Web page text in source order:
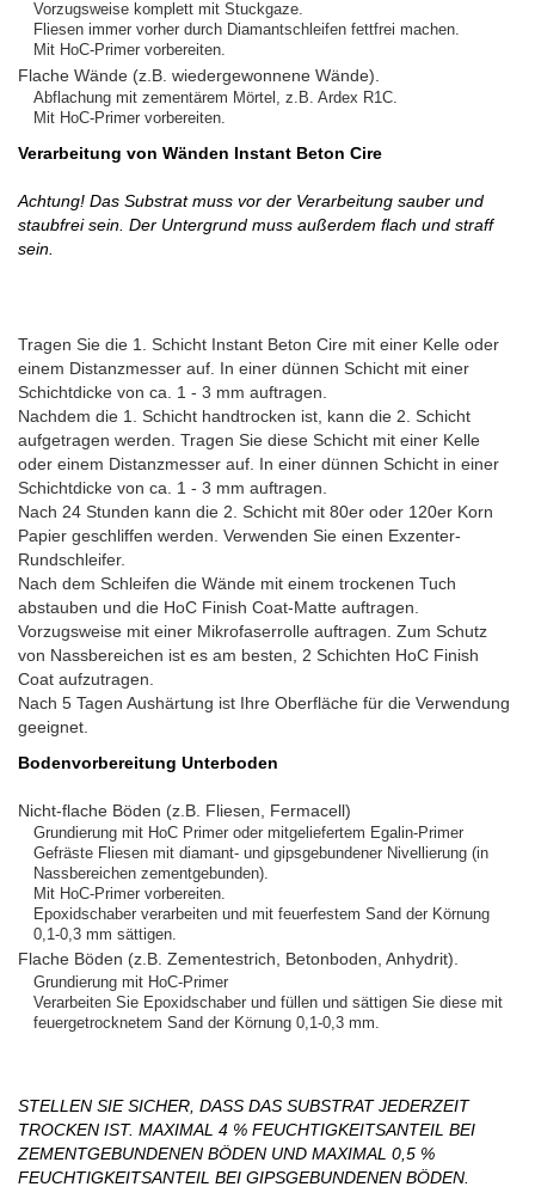
Vorzugsweise komplett mit Stuckgaze.
Fliesen immer vorher durch Diamantschleifen fettfrei machen.
Mit HoC-Primer vorbereiten.
Flache Wände (z.B. wiedergewonnene Wände).
Abflachung mit zementärem Mörtel, z.B. Ardex R1C.
Mit HoC-Primer vorbereiten.
Verarbeitung von Wänden Instant Beton Cire
Achtung! Das Substrat muss vor der Verarbeitung sauber und
staubfrei sein. Der Untergrund muss außerdem flach und straff
sein.
Tragen Sie die 1. Schicht Instant Beton Cire mit einer Kelle oder
einem Distanzmesser auf. In einer dünnen Schicht mit einer
Schichtdicke von ca. 1 - 3 mm auftragen.
Nachdem die 1. Schicht handtrocken ist, kann die 2. Schicht
aufgetragen werden. Tragen Sie diese Schicht mit einer Kelle
oder einem Distanzmesser auf. In einer dünnen Schicht in einer
Schichtdicke von ca. 1 - 3 mm auftragen.
Nach 24 Stunden kann die 2. Schicht mit 80er oder 120er Korn
Papier geschliffen werden. Verwenden Sie einen Exzenter-
Rundschleifer.
Nach dem Schleifen die Wände mit einem trockenen Tuch
abstauben und die HoC Finish Coat-Matte auftragen.
Vorzugsweise mit einer Mikrofaserrolle auftragen. Zum Schutz
von Nassbereichen ist es am besten, 2 Schichten HoC Finish
Coat aufzutragen.
Nach 5 Tagen Aushärtung ist Ihre Oberfläche für die Verwendung
geeignet.
Bodenvorbereitung Unterboden
Nicht-flache Böden (z.B. Fliesen, Fermacell)
Grundierung mit HoC Primer oder mitgeliefertem Egalin-Primer
Gefräste Fliesen mit diamant- und gipsgebundener Nivellierung (in
Nassbereichen zementgebunden).
Mit HoC-Primer vorbereiten.
Epoxidschaber verarbeiten und mit feuerfestem Sand der Körnung
0,1-0,3 mm sättigen.
Flache Böden (z.B. Zementestrich, Betonboden, Anhydrit).
Grundierung mit HoC-Primer
Verarbeiten Sie Epoxidschaber und füllen und sättigen Sie diese mit
feuergetrocknetem Sand der Körnung 0,1-0,3 mm.
STELLEN SIE SICHER, DASS DAS SUBSTRAT JEDERZEIT
TROCKEN IST. MAXIMAL 4 % FEUCHTIGKEITSANTEIL BEI
ZEMENTGEBUNDENEN BÖDEN UND MAXIMAL 0,5 %
FEUCHTIGKEITSANTEIL BEI GIPSGEBUNDENEN BÖDEN.